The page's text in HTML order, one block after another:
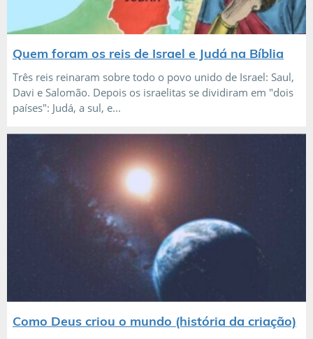
Quem foram os reis de Israel e Judá na Bíblia
Três reis reinaram sobre todo o povo unido de Israel: Saul,
Davi e Salomão. Depois os israelitas se dividiram em "dois
países": Judá, a sul, e...
Como Deus criou o mundo (história da criação)